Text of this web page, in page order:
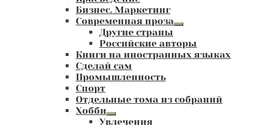
Бизнес. Маркетинг
Современная проза
Развернутое
меню
Другие страны
Российские авторы
Книги на иностранных языках
Сделай сам
Промышленность
Спорт
Отдельные тома из собраний
Хобби
Развернутое
Увлечения